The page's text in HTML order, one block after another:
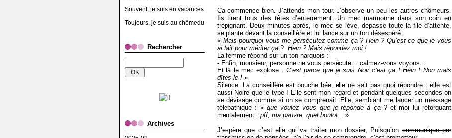
Souvent, je suis en vacances
Toujours, je suis au chômedu
Rechercher
Archives
Ca commence bien. J’attends mon tour. J’observe un peu les autres chômeurs.
Ils tirent tous des têtes d’enterrement. Un mec marmonne dans son coin en
trépignant. Deux minutes après, le mec se lève, dépasse toute la file d’attente,
se plante devant la conseillère et lui lance sur un ton désespéré :
« Mais pourquoi vous me persécutez comme ça ? Hein ? Qu’est ce que je vous
ai fait pour mériter ça ? Hein ? Mais répondez moi !
La femme répond sur un ton narquois :
- Enfin, monsieur, personne ne vous persécute… calmez-vous voyons...
Et là le mec explose : C’est parce que je suis Noir c’est ça ! Hein ! Non mais
dîtes-le ! »
Silence. La conseillère est bouche bée, elle ne sait pas quoi répondre : elle est
aussi Noire que le type ! Elle sent mon regard et pendant quelques secondes on
se dévisage comme si on se comprenait. Elle, semblant me lancer un message
télépathique : « que voulez vous que je réponde à ça ? et moi lui rétorquant
mentalement : pff, ma pauvre, quel boulot... »
J’espère que c’est elle qui va traiter mon dossier, Puisqu’oncommunique par